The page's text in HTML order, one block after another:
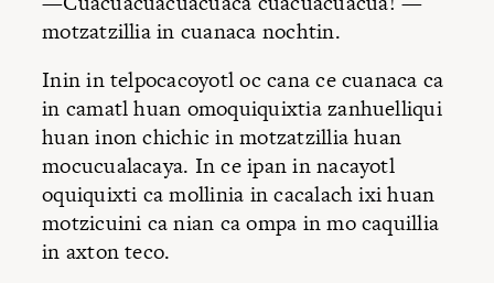
motzatzillia in cuanaca nochtin.
Inin in telpocacoyotl oc cana ce cuanaca ca
in camatl huan omoquiquixtia zanhuelliqui
huan inon chichic in motzatzillia huan
mocucualacaya. In ce ipan in nacayotl
oquiquixti ca mollinia in cacalach ixi huan
motzicuini ca nian ca ompa in mo caquillia
in axton teco.